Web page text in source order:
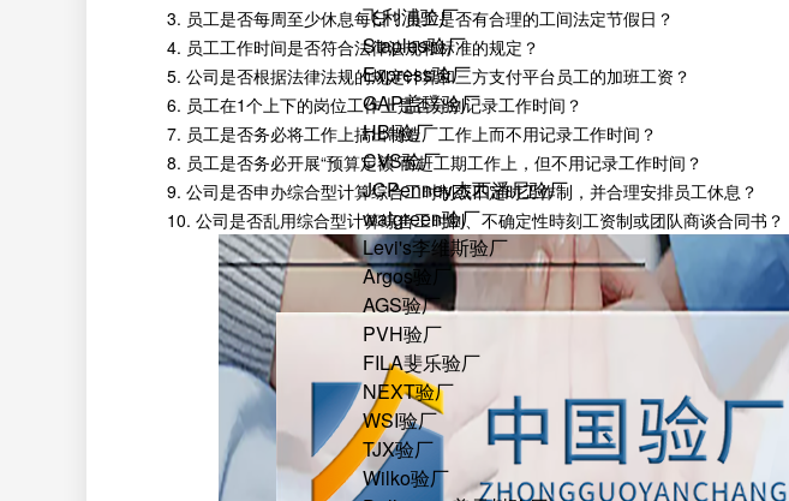
飞利浦验厂
Staples验厂
Express验厂
GAP盖璞验厂
HBI验厂
CVS验厂
JCPenney杰西潘尼验厂
walgreen验厂
Levi's李维斯验厂
Argos验厂
AGS验厂
PVH验厂
FILA斐乐验厂
NEXT验厂
WSI验厂
TJX验厂
Wilko验厂
3. 员工是否每周至少休息每日？员工是否有合理的工间法定节假日？
4. 员工工作时间是否符合法律法规和标准的规定？
5. 公司是否根据法律法规的规定计算和三方支付平台员工的加班工资？
6. 员工在1个上下的岗位工作上是否分别记录工作时间？
7. 员工是否务必将工作上搞出制造厂工作上而不用记录工作时间？
8. 员工是否务必开展“预算定额”而赶工期工作上，但不用记录工作时间？
9. 公司是否申办综合型计算综合工时制或不定时工作制，并合理安排员工休息？
10. 公司是否乱用综合型计算综合工时制、不确定性時刻工资制或团队商谈合同书？